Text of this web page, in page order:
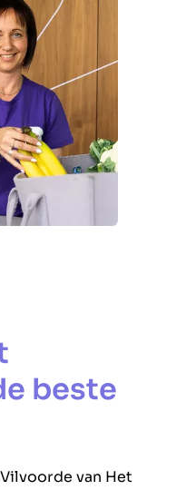
beste
van Het